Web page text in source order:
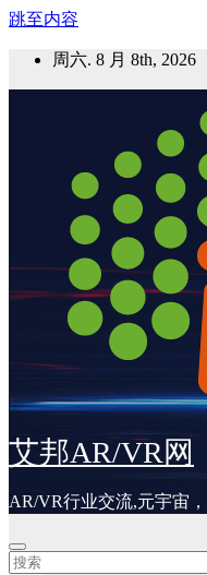
跳至内容
周六. 8 月 8th, 2026
艾邦AR/VR网
AR/VR行业交流,元宇宙